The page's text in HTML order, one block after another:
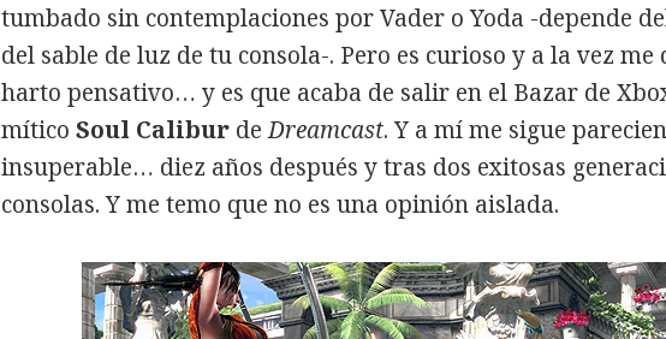
tumbado sin contemplaciones por Vader o Yoda -depende
del sable de luz de tu consola-. Pero es curioso y a la vez me
harto pensativo… y es que acaba de salir en el Bazar de
míticoSoul Calibur deDreamcast. Y a mí me sigue
insuperable… diez años después y tras dos exitosas
consolas. Y me temo que no es una opinión aislada.